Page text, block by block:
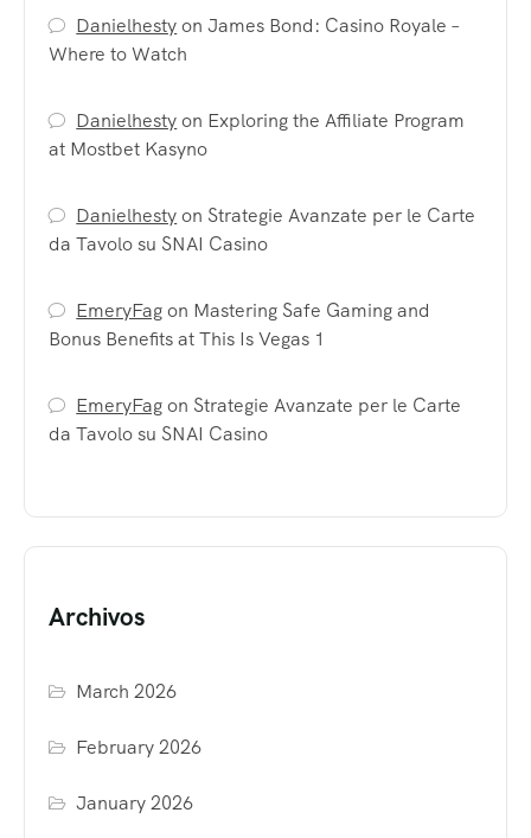
DanielhestyonJames Bond: Casino Royale –
Where to Watch
Danielhestyon Exploring the Affiliate Program
at Mostbet Kasyno
Danielhestyon Strategie Avanzate per le Carte
da Tavolo su SNAI Casino
EmeryFagon Mastering Safe Gaming and
Bonus Benefits at This Is Vegas 1
EmeryFagon Strategie Avanzate per le Carte
da Tavolo su SNAI Casino
Archivos
March 2026
February 2026
January 2026